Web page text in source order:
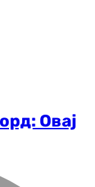
Овај